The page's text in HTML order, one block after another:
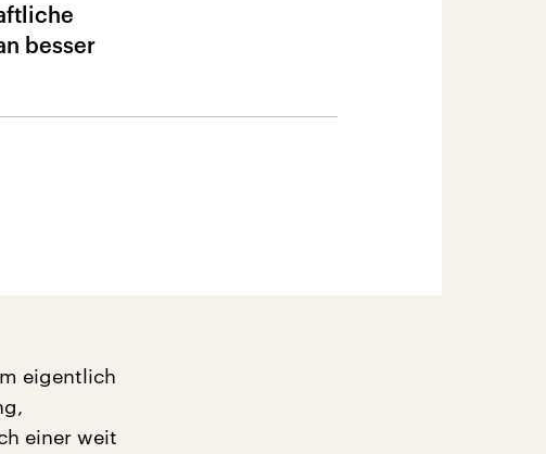
besser
eigentlich
einer weit